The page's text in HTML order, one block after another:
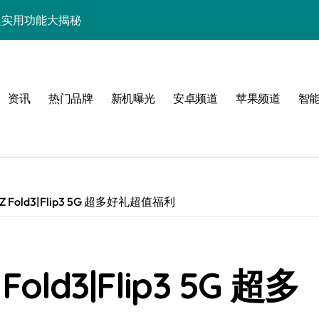
用功能大揭秘
抢先体验！
一手全掌控
抢先解锁未来体验！
联天下事！
资讯 热门品牌 新机曝光 安卓频道 苹果频道 智
Fold3|Flip3 5G 超多好礼超值福利
5G 超多